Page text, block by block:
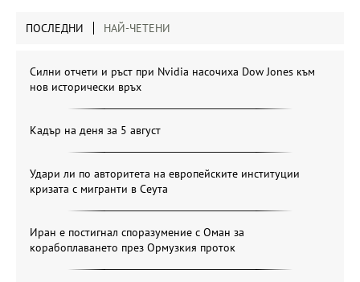
ПОСЛЕДНИ НАЙ-ЧЕТЕНИ
Силни отчети и ръст при Nvidia насочиха Dow Jones към
нов исторически връх
Кадър на деня за 5 август
Удари ли по авторитета на европейските институции
кризата с мигранти в Сеута
Иран е постигнал споразумение с Оман за
корабоплаването през Ормузкия проток